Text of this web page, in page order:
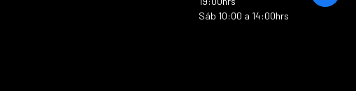
Sáb 10:00 a 14:00hrs